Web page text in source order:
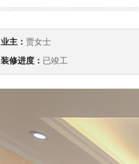
业主： 贾女士
装修进度： 已竣工